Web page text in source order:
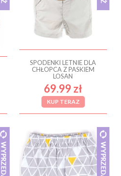
SPODENKI LETNIE DLA
CHŁOPCA Z PASKIEM
LOSAN
69.99 zł
KUP TERAZ